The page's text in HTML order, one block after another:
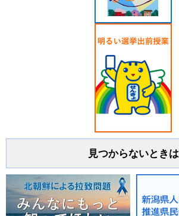
見つからないときは